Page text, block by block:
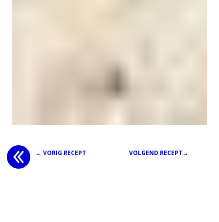
← VORIG RECEPT VOLGEND RECEPT→